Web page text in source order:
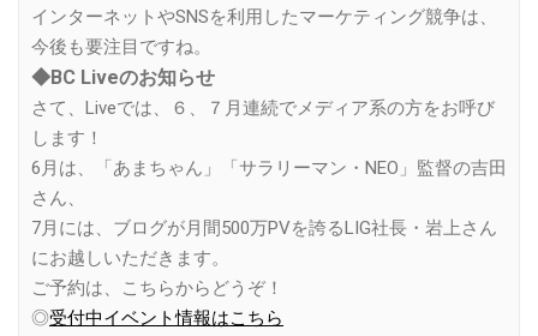
インターネットやSNSを利用したマーケティング競争は、
今後も要注目ですね。
◆BC Liveのお知らせ
さて、Liveでは、６、７月連続でメディア系の方をお呼び
します！
6月は、「あまちゃん」「サラリーマン・NEO」監督の吉田
さん、
7月には、ブログが月間500万PVを誇るLIG社長・岩上さん
にお越しいただきます。
ご予約は、こちらからどうぞ！
◎受付中イベント情報はこちら